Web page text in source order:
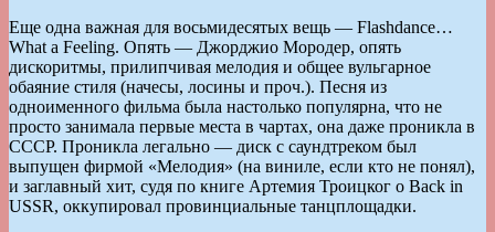
Еще одна важная для восьмидесятых вещь — Flashdance…
What a Feeling. Опять — Джорджио Мородер, опять
дискоритмы, прилипчивая мелодия и общее вульгарное
обаяние стиля (начесы, лосины и проч.). Песня из
одноименного фильма была настолько популярна, что не
просто занимала первые места в чартах, она даже проникла в
СССР. Проникла легально — диск с саундтреком был
выпущен фирмой «Мелодия» (на виниле, если кто не понял),
и заглавный хит, судя по книге Артемия Троицког о Back in
USSR, оккупировал провинциальные танцплощадки.